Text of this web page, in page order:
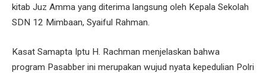
kitab Juz Amma yang diterima langsung oleh Kepala Sekolah
SDN 12 Mimbaan, Syaiful Rahman.
Kasat Samapta Iptu H. Rachman menjelaskan bahwa
program Pasabber ini merupakan wujud nyata kepedulian Polri